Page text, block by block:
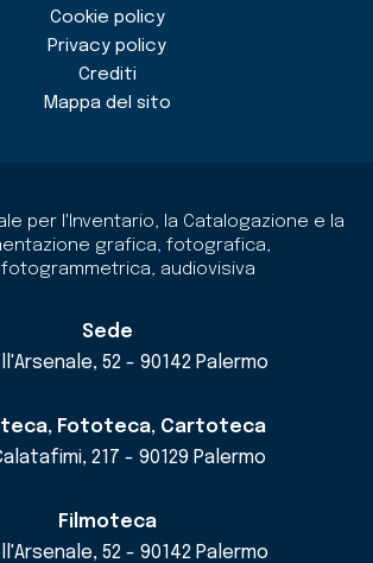
Cookie policy
Privacy policy
Crediti
Mappa del sito
per l'Inventario, la Catalogazione e la
grafica, fotografica,
audiovisiva
Sede
52 - 90142 Palermo
Fototeca, Cartoteca
217 - 90129 Palermo
Filmoteca
52 - 90142 Palermo